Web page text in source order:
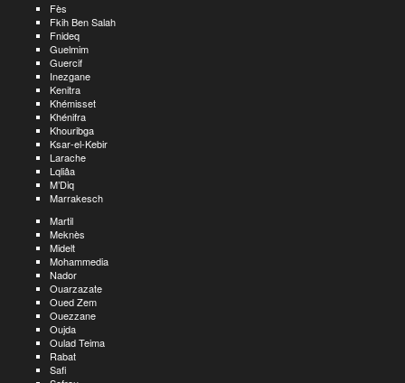
Fès
Fkih Ben Salah
Fnideq
Guelmim
Guercif
Inezgane
Kenitra
Khémisset
Khénifra
Khouribga
Ksar-el-Kebir
Larache
Lqliâa
M’Diq
Marrakesch
Martil
Meknès
Midelt
Mohammedia
Nador
Ouarzazate
Oued Zem
Ouezzane
Oujda
Oulad Teima
Rabat
Safi